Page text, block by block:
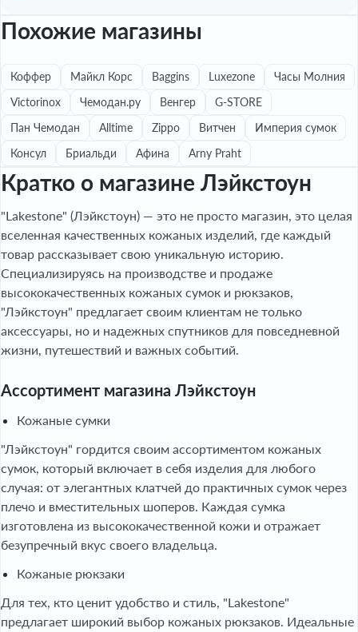
Похожие магазины
Коффер Майкл Корс Baggins Luxezone
Часы Молния
Victorinox
Чемодан.ру Венгер
G-STORE
Пан Чемодан
Alltime Zippo Витчен
Империя сумок
Консул
Бриальди Афина Arny Praht
Кратко о магазине Лэйкстоун
"Lakestone" (Лэйкстоун) — это не просто магазин, это целая
вселенная качественных кожаных изделий, где каждый
товар рассказывает свою уникальную историю.
Специализируясь на производстве и продаже
высококачественных кожаных сумок и рюкзаков,
"Лэйкстоун" предлагает своим клиентам не только
аксессуары, но и надежных спутников для повседневной
жизни, путешествий и важных событий.
Ассортимент магазина Лэйкстоун
Кожаные сумки
"Лэйкстоун" гордится своим ассортиментом кожаных
сумок, который включает в себя изделия для любого
случая: от элегантных клатчей до практичных сумок через
плечо и вместительных шоперов. Каждая сумка
изготовлена из высококачественной кожи и отражает
безупречный вкус своего владельца.
Кожаные рюкзаки
Для тех, кто ценит удобство и стиль, "Lakestone"
предлагает широкий выбор кожаных рюкзаков. Идеальные